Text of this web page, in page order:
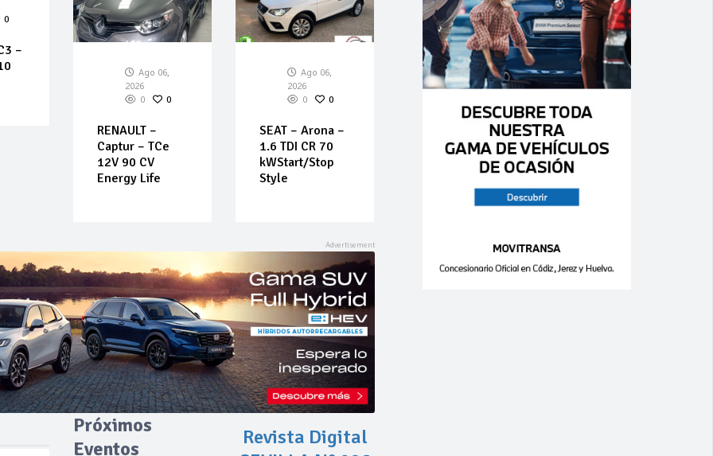
0
–
Ago 06,
2026
0
0
RENAULT –
Captur – TCe
12V 90 CV
Energy Life
Ago 06,
2026
0
0
SEAT – Arona –
1.6 TDI CR 70
kWStart/Stop
Style
Próximos
Eventos
Revista Digital